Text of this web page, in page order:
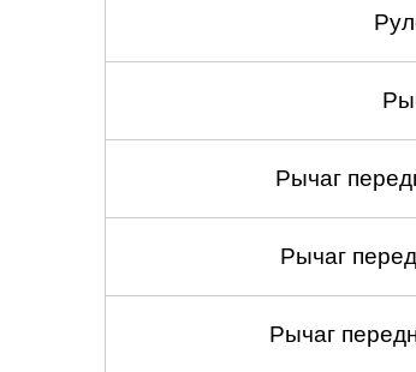
Рычаг
Рычаг
Рычаг